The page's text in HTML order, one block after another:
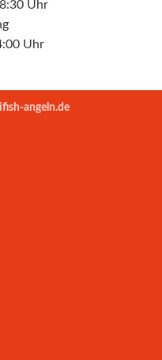
Uhr
Uhr
angeln.de